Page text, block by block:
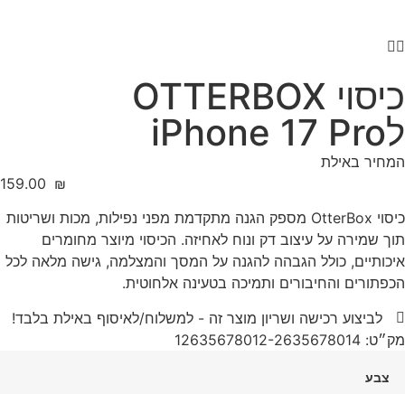
כיסוי OTTERBOX
לiPhone 17 Pro
המחיר באילת
‎159.00 ₪
כיסוי OtterBox מספק הגנה מתקדמת מפני נפילות, מכות ושריטות
תוך שמירה על עיצוב דק ונוח לאחיזה. הכיסוי מיוצר מחומרים
איכותיים, כולל הגבהה להגנה על המסך והמצלמה, גישה מלאה לכל
הכפתורים והחיבורים ותמיכה בטעינה אלחוטית.
לביצוע רכישה ושריון מוצר זה - למשלוח/לאיסוף באילת בלבד!
מק״ט: 12635678012-2635678014
צבע